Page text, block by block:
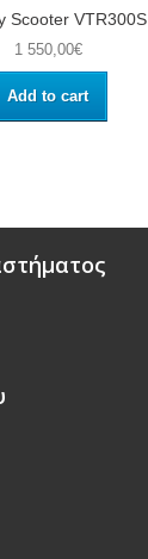
Scooter VTR300S
1 550,00€
Add to cart